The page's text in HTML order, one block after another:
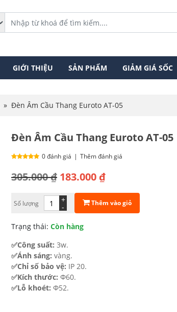
GIỚI THIỆU SẢN PHẨM GIẢM GIÁ SỐC
» Đèn Âm Cầu Thang Euroto AT-05
Đèn Âm Cầu Thang Euroto AT-05
0 đánh giá | Thêm đánh giá
305.000₫
Giá
là:
305.000 ₫.
183.000 ₫
Giá
tại
là:
183.000 ₫.
Số lượng -
+ Thêm vào giỏ
Trạng thái: Còn hàng
✅Công suất: 3w.
✅Ánh sáng: vàng.
✅Chỉ số bảo vệ: IP 20.
✅Kích thước: Φ60.
✅Lỗ khoét: Φ52.